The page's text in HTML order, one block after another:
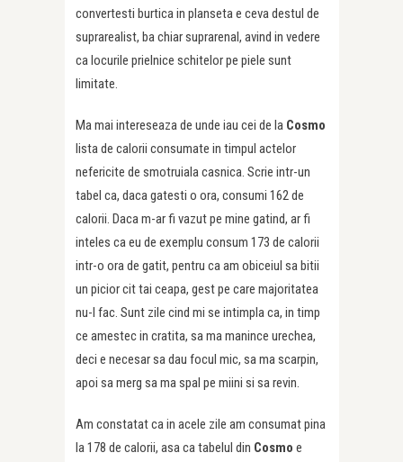
convertesti burtica in planseta e ceva destul de
suprarealist, ba chiar suprarenal, avind in vedere
ca locurile prielnice schitelor pe piele sunt
limitate.
Ma mai intereseaza de unde iau cei de la Cosmo
lista de calorii consumate in timpul actelor
nefericite de smotruiala casnica. Scrie intr-un
tabel ca, daca gatesti o ora, consumi 162 de
calorii. Daca m-ar fi vazut pe mine gatind, ar fi
inteles ca eu de exemplu consum 173 de calorii
intr-o ora de gatit, pentru ca am obiceiul sa bitii
un picior cit tai ceapa, gest pe care majoritatea
nu-l fac. Sunt zile cind mi se intimpla ca, in timp
ce amestec in cratita, sa ma manince urechea,
deci e necesar sa dau focul mic, sa ma scarpin,
apoi sa merg sa ma spal pe miini si sa revin.
Am constatat ca in acele zile am consumat pina
la 178 de calorii, asa ca tabelul din Cosmo e